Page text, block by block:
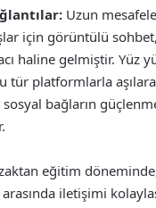
Uzun
için görüntülü
haline gelmiştir. Yüz
tür platformlarla
sosyal bağların
eğitim
iletişimi